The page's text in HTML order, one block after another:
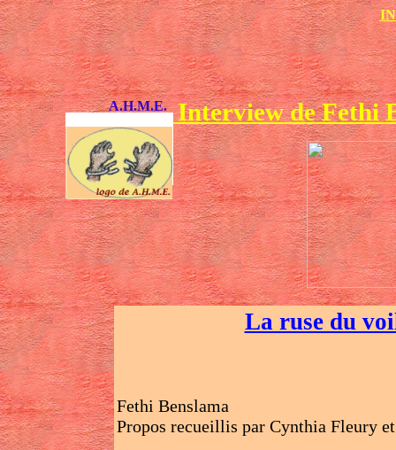
A.H.M.E. Interview de Fethi
La ruse du
Fethi Benslama
Propos recueillis par Cynthia Fleury